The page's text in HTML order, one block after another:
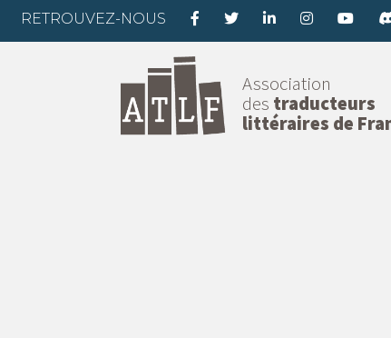
RETROUVEZ-NOUS
Association
des traducteurs
littéraires de